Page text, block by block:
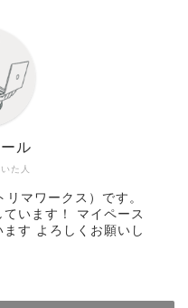
た人
ル
マワークス）です。
います！ マイペース
す よろしくお願いし